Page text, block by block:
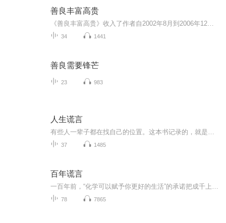
善良丰富高贵
34 1441
善良需要锋芒
23 983
人生谎言
37 1485
百年谎言
78 7865